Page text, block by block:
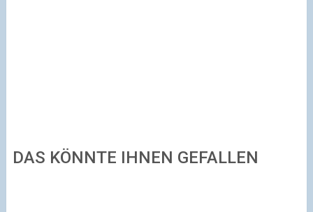
DAS KÖNNTE IHNEN GEFALLEN